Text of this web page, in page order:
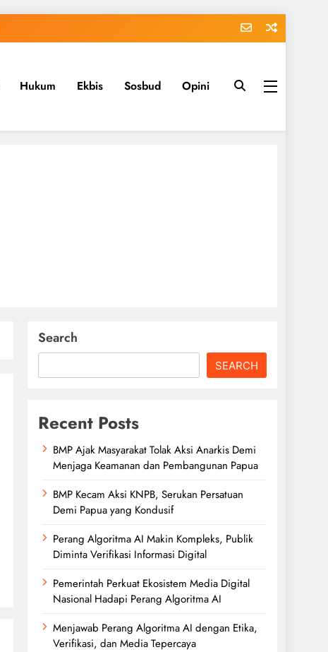
Hukum Ekbis Sosbud Opini
Search
SEARCH
Recent Posts
BMP Ajak Masyarakat Tolak Aksi Anarkis Demi
Menjaga Keamanan dan Pembangunan Papua
BMP Kecam Aksi KNPB, Serukan Persatuan
Demi Papua yang Kondusif
Perang Algoritma AI Makin Kompleks, Publik
Diminta Verifikasi Informasi Digital
Pemerintah Perkuat Ekosistem Media Digital
Nasional Hadapi Perang Algoritma AI
Menjawab Perang Algoritma AI dengan Etika,
Verifikasi, dan Media Tepercaya